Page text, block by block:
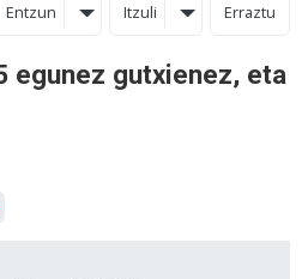
Entzun Itzuli Erraztu
egunez gutxienez, eta